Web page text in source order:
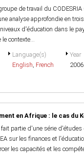
de travail du
analyse approfondie en
d'éducation dans le
contexte...
Language(s)
English, French
Year
2006
en Afrique : le cas du
fait partie d'une série d'études
sur les finances et
les capacités et les